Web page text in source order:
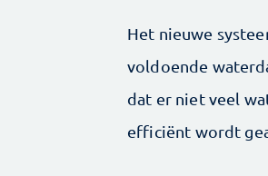
Het nieuwe
voldoende
dat er niet veel
efficiënt wordt